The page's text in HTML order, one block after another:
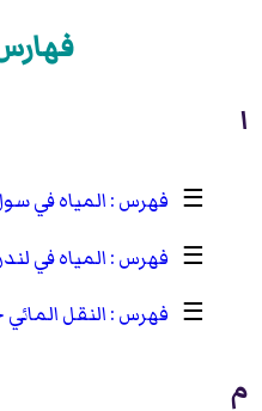
ا
☰
المياه في
☰
المياه في
☰
النقل
م